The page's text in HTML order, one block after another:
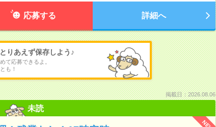
応募する 詳細へ
りあえず保存しよう♪
て応募できるよ。
も！
掲載日：2026.08.06
未読